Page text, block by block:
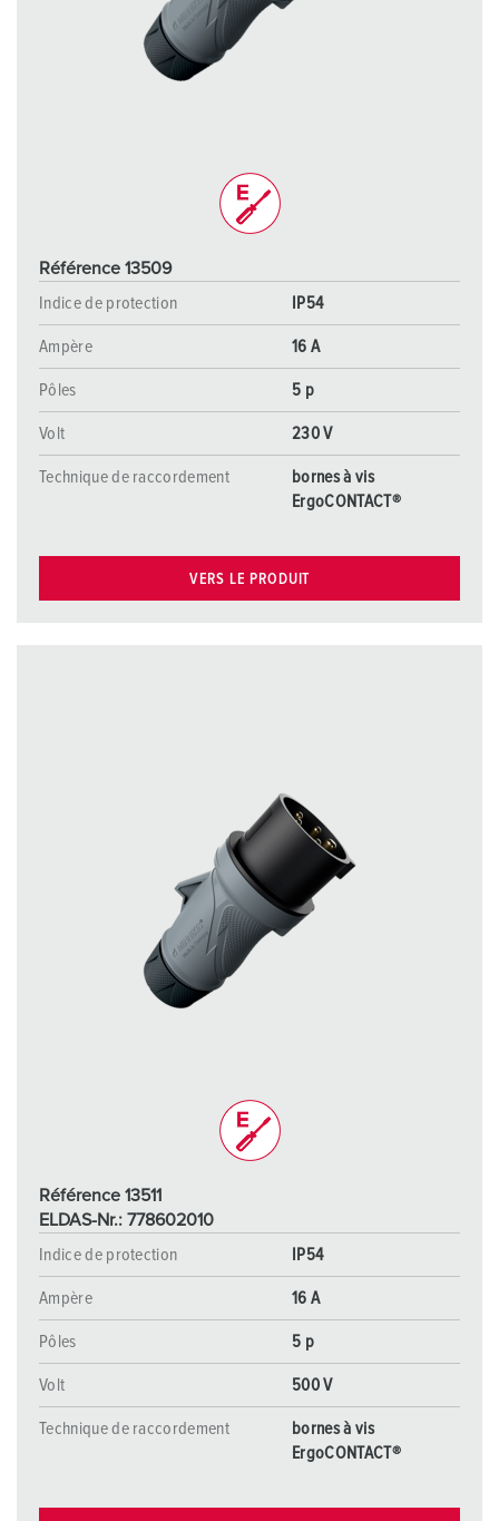
Référence 13509
Indice de protection
IP54
Ampère 16 A
Pôles 5 p
Volt 230 V
Technique de raccordement
bornes à vis
ErgoCONTACT®
VERS LE PRODUIT
Référence 13511
ELDAS-Nr.: 778602010
Indice de protection
IP54
Ampère 16 A
Pôles 5 p
Volt 500 V
Technique de raccordement
bornes à vis
ErgoCONTACT®